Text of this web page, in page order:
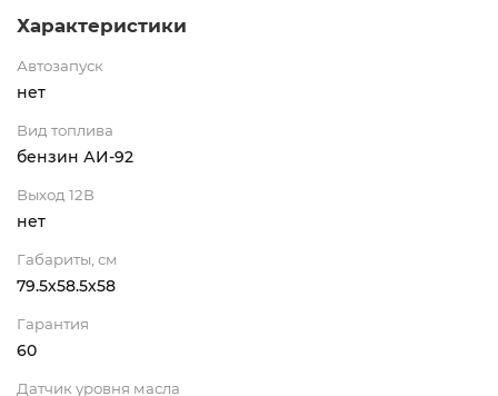
Характеристики
Автозапуск
нет
Вид топлива
бензин АИ-92
Выход 12В
нет
Габариты, см
79.5х58.5х58
Гарантия
60
Датчик уровня масла